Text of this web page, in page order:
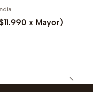
x Mayor)